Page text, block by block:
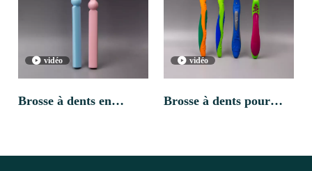
couleurs
vidéo
Brosse à dents en
vidéo
Brosse à dents pour